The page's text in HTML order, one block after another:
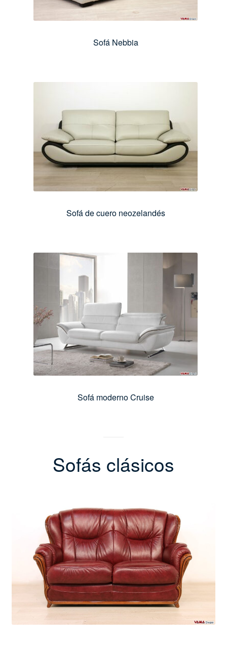
Sofá Nebbia
Sofá de cuero neozelandés
Sofá moderno Cruise
Sofás clásicos